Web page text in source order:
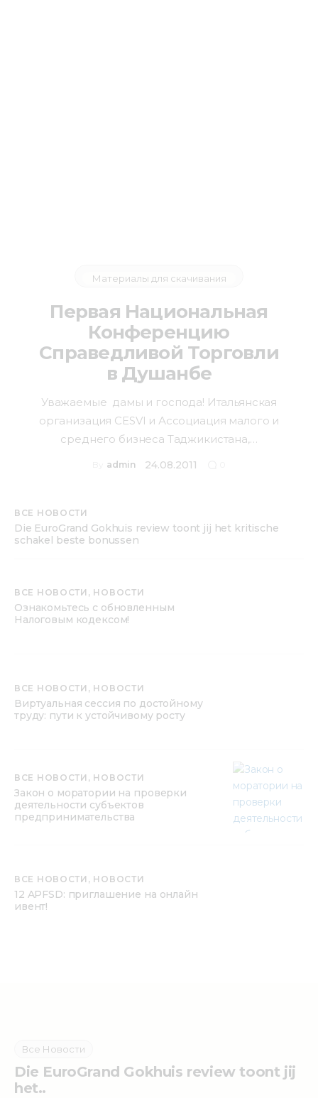
Материалы для скачивания
Первая Национальная
Конференцию
Справедливой Торговли
в Душанбе
Уважаемые дамы и господа! Итальянская
организация CESVI и Ассоциация малого и
среднего бизнеса Таджикистана,…
admin 24.08.2011
ВСЕ НОВОСТИ
Die EuroGrand Gokhuis review toont jij het kritische
schakel beste bonussen
ВСЕ НОВОСТИ, НОВОСТИ
Ознакомьтесь с обновленным
Налоговым кодексом!
ВСЕ НОВОСТИ, НОВОСТИ
Виртуальная сессия по достойному
труду: пути к устойчивому росту
ВСЕ НОВОСТИ, НОВОСТИ
Закон о моратории на проверки
деятельности субъектов
предпринимательства
ВСЕ НОВОСТИ, НОВОСТИ
12 APFSD: приглашение на онлайн
ивент!
Все Новости
Die EuroGrand Gokhuis review toont jij
het..